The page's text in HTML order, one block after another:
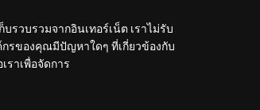
รวบรวมจากอินเทอร์เน็ต เราไม่รับ
รของคุณมีปัญหาใดๆ ที่เกี่ยวข้องกับ
ราเพื่อจัดการ